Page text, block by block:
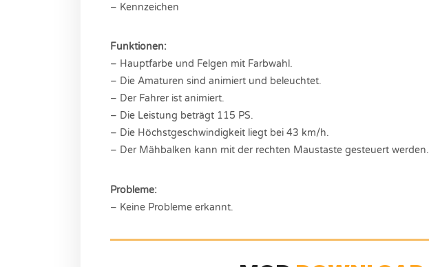
– Kennzeichen
Funktionen:
– Hauptfarbe und Felgen mit Farbwahl.
– Die Amaturen sind animiert und beleuchtet.
– Der Fahrer ist animiert.
– Die Leistung beträgt 115 PS.
– Die Höchstgeschwindigkeit liegt bei 43 km/h.
– Der Mähbalken kann mit der rechten Maustaste gesteuert werden.
Probleme:
– Keine Probleme erkannt.